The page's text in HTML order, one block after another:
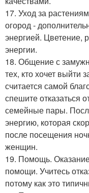
17. Уход за
огород -
энергией. Цветение,
энергии.
18. Общение с
тех, кто хочет выйти
считается самой
спешите отказаться
семейные пары.
энергию, которая
после посещения
женщин.
19. Помощь.
помощи. Учитесь
потому как это